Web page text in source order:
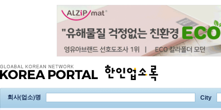
회사(업소)명 City